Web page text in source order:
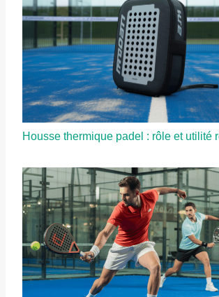
Housse thermique padel : rôle et utilité